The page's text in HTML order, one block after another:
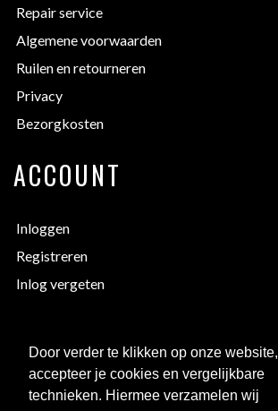
Door verder te klikken op onze website,
accepteer je cookies en vergelijkbare
technieken. Hiermee verzamelen wij
Repair service
Algemene voorwaarden
Ruilen en retourneren
Privacy
Bezorgkosten
ACCOUNT
Inloggen
Registreren
Inlog vergeten
Bedrukken